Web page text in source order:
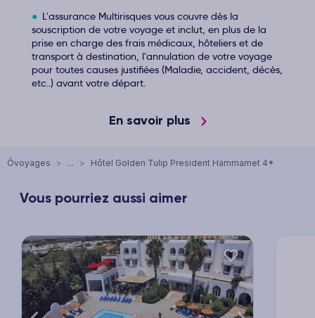
L'assurance Multirisques vous couvre dès la
souscription de votre voyage et inclut, en plus de la
prise en charge des frais médicaux, hôteliers et de
transport à destination, l'annulation de votre voyage
pour toutes causes justifiées (Maladie, accident, décès,
etc..) avant votre départ.
En savoir plus
Ôvoyages > ... > Hôtel Golden Tulip President Hammamet 4*
Vous pourriez aussi aimer